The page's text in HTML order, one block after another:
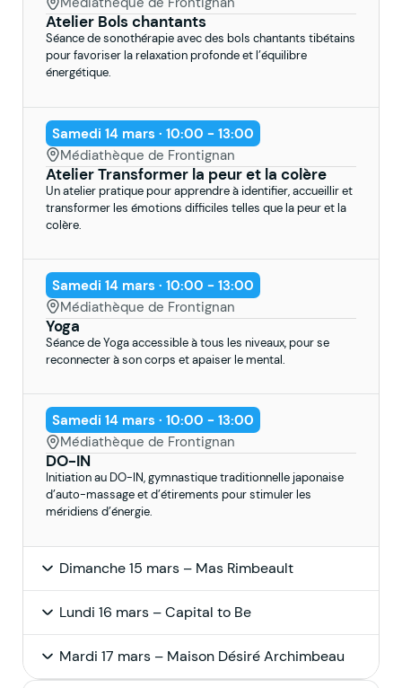
Atelier Bols chantants
Séance de sonothérapie avec des bols chantants tibétains
pour favoriser la relaxation profonde et l’équilibre
énergétique.
Samedi 14 mars · 10:00 - 13:00
Médiathèque de Frontignan
Atelier Transformer la peur et la colère
Un atelier pratique pour apprendre à identifier, accueillir et
transformer les émotions difficiles telles que la peur et la
colère.
Samedi 14 mars · 10:00 - 13:00
Médiathèque de Frontignan
Yoga
Séance de Yoga accessible à tous les niveaux, pour se
reconnecter à son corps et apaiser le mental.
Samedi 14 mars · 10:00 - 13:00
Médiathèque de Frontignan
DO-IN
Initiation au DO-IN, gymnastique traditionnelle japonaise
d’auto-massage et d’étirements pour stimuler les
méridiens d’énergie.
Dimanche 15 mars – Mas Rimbeault
Lundi 16 mars – Capital to Be
Mardi 17 mars – Maison Désiré Archimbeau